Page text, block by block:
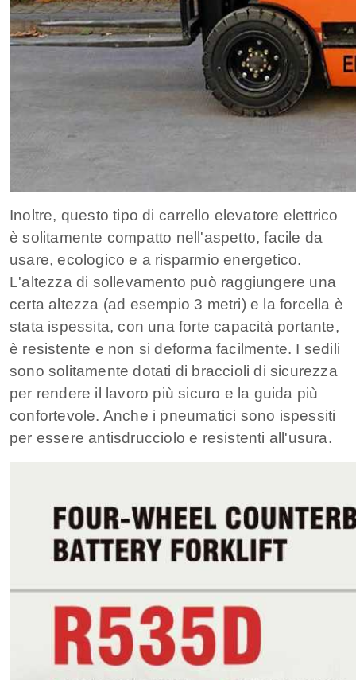
Inoltre, questo tipo di carrello elevatore elettrico
è solitamente compatto nell'aspetto, facile da
usare, ecologico e a risparmio energetico.
L'altezza di sollevamento può raggiungere una
certa altezza (ad esempio 3 metri) e la forcella è
stata ispessita, con una forte capacità portante,
è resistente e non si deforma facilmente. I sedili
sono solitamente dotati di braccioli di sicurezza
per rendere il lavoro più sicuro e la guida più
confortevole. Anche i pneumatici sono ispessiti
per essere antisdrucciolo e resistenti all'usura.